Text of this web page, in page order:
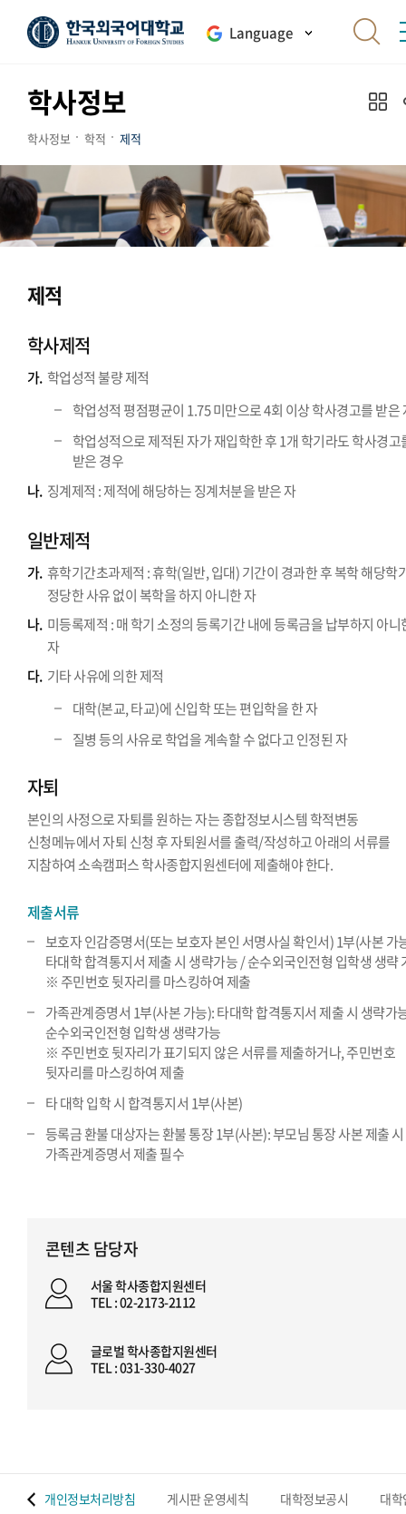
Language
학사정보
학사정보 학적 제적
제적
학사제적
가. 학업성적 불량 제적
학업성적 평점평균이 1.75 미만으로 4회 이상 학사경고를 받은
학업성적으로 제적된 자가 재입학한 후 1개 학기라도 학사경고
받은 경우
나. 징계제적 : 제적에 해당하는 징계처분을 받은 자
일반제적
가. 휴학기간초과제적 : 휴학(일반, 입대) 기간이 경과한 후 복학 해당학
정당한 사유 없이 복학을 하지 아니한 자
나. 미등록제적 : 매 학기 소정의 등록기간 내에 등록금을 납부하지 아니
자
다. 기타 사유에 의한 제적
대학(본교, 타교)에 신입학 또는 편입학을 한 자
질병 등의 사유로 학업을 계속할 수 없다고 인정된 자
자퇴
본인의 사정으로 자퇴를 원하는 자는 종합정보시스템 학적변동
신청메뉴에서 자퇴 신청 후 자퇴원서를 출력/작성하고 아래의 서류를
지참하여 소속캠퍼스 학사종합지원센터에 제출해야 한다.
제출서류
보호자 인감증명서(또는 보호자 본인 서명사실 확인서) 1부(사본 가
타대학 합격통지서 제출 시 생략가능 / 순수외국인전형 입학생 생략
※ 주민번호 뒷자리를 마스킹하여 제출
가족관계증명서 1부(사본 가능): 타대학 합격통지서 제출 시 생략가
순수외국인전형 입학생 생략가능
※ 주민번호 뒷자리가 표기되지 않은 서류를 제출하거나, 주민번호
뒷자리를 마스킹하여 제출
타 대학 입학 시 합격통지서 1부(사본)
등록금 환불 대상자는 환불 통장 1부(사본): 부모님 통장 사본 제출 시
가족관계증명서 제출 필수
콘텐츠 담당자
서울 학사종합지원센터
TEL : 02-2173-2112
글로벌 학사종합지원센터
TEL : 031-330-4027
개인정보처리방침 게시판 운영세칙 대학정보공시 대